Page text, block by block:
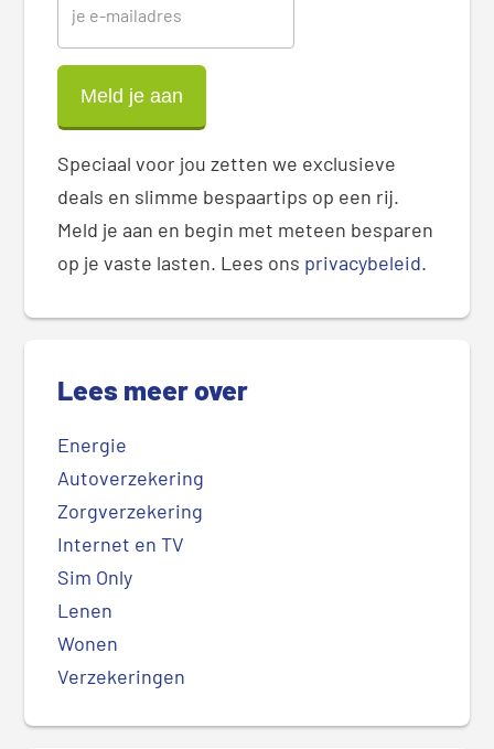
Speciaal voor jou zetten we exclusieve
deals en slimme bespaartips op een rij.
Meld je aan en begin met meteen besparen
op je vaste lasten. Lees ons privacybeleid.
Lees meer over
Energie
Autoverzekering
Zorgverzekering
Internet en TV
Sim Only
Lenen
Wonen
Verzekeringen